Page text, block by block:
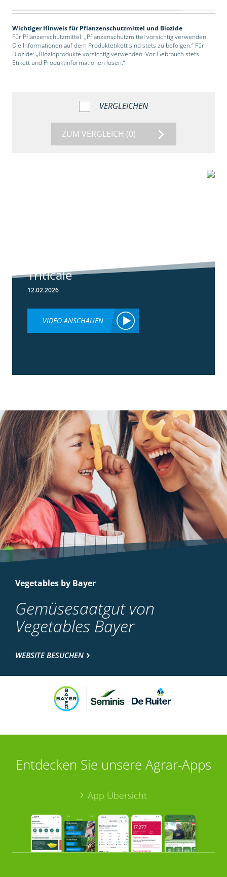
Wichtiger Hinweis für Pflanzenschutzmittel und Biozide
Für Pflanzenschutzmittel: „Pflanzenschutzmittel vorsichtig verwenden.
Die Informationen auf dem Produktetikett sind stets zu befolgen.“ Für
Biozide: „Biozidprodukte vorsichtig verwenden. Vor Gebrauch stets
Etikett und Produktinformationen lesen.“
VERGLEICHEN
ZUM VERGLEICH (0)
Triticale
12.02.2026
VIDEO ANSCHAUEN
Vegetables by Bayer
Gemüsesaatgut von
Vegetables Bayer
WEBSITE BESUCHEN
Entdecken Sie unsere Agrar-Apps
App Übersicht